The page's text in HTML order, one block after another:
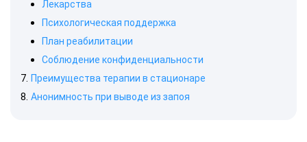
Лекарства
Психологическая поддержка
План реабилитации
Соблюдение конфиденциальности
Преимущества терапии в стационаре
Анонимность при выводе из запоя